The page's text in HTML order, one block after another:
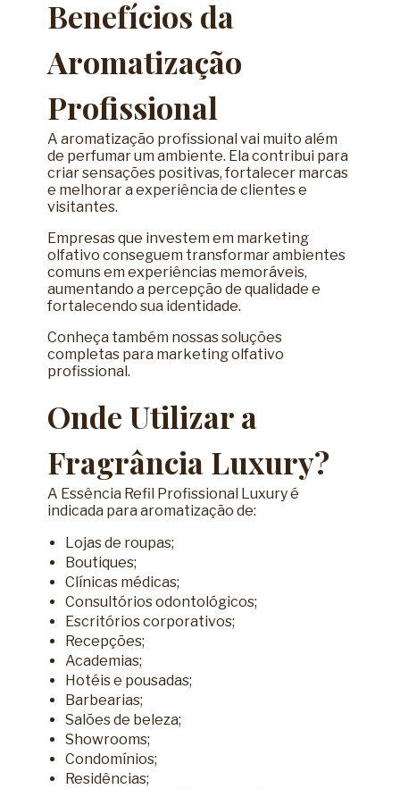
Benefícios da
Aromatização
Profissional
A aromatização profissional vai muito além
de perfumar um ambiente. Ela contribui para
criar sensações positivas, fortalecer marcas
e melhorar a experiência de clientes e
visitantes.
Empresas que investem em marketing
olfativo conseguem transformar ambientes
comuns em experiências memoráveis,
aumentando a percepção de qualidade e
fortalecendo sua identidade.
Conheça também nossas soluções
completas para marketing olfativo
profissional.
Onde Utilizar a
Fragrância Luxury?
A Essência Refil Profissional Luxury é
indicada para aromatização de:
Lojas de roupas;
Boutiques;
Clínicas médicas;
Consultórios odontológicos;
Escritórios corporativos;
Recepções;
Academias;
Hotéis e pousadas;
Barbearias;
Salões de beleza;
Showrooms;
Condomínios;
Residências;